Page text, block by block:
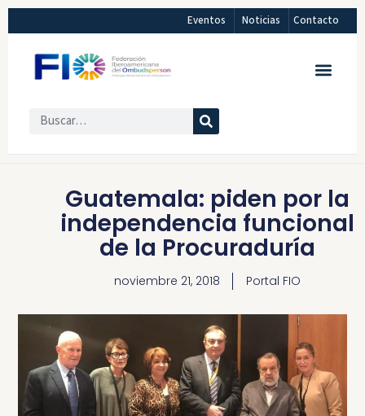
Eventos Noticias Contacto
Guatemala: piden por la
independencia funcional
de la Procuraduría
noviembre 21, 2018 Portal FIO